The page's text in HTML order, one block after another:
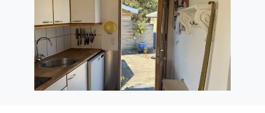
Das Ferienhaus eignet sich für 6 Personen sowie 1
Kleinkind bis zu 3 Jahren. Die Ferienunterkunft hat eine
Wohnfläche von 70 m² und wurde 1960 gebaut. 2025
wurde die Ferienunterkunft renoviert. Es ist erlaubt 2
Haustiere mitzubringen. In der Ferienunterkunft ist
eine energiesparende Luft zu Luft Wärmepumpe
installiert. Die Ferienunterkunft ist mit Waschmaschine